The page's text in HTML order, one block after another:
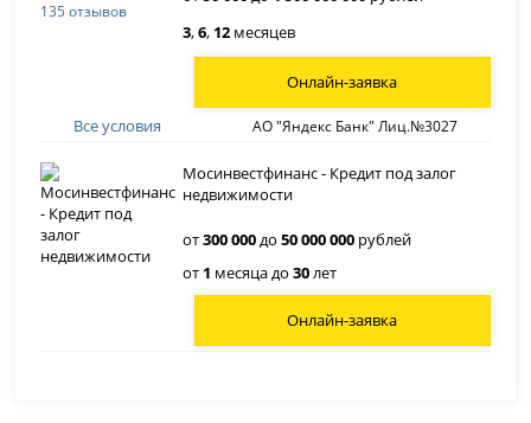
135 отзывов
3,6, 12 месяцев
Все условия АО "Яндекс Банк" Лиц.№3027
Онлайн-заявка
Мосинвестфинанс - Кредит под залог
недвижимости
от300 000до50 000 000 рублей
от 1 месяца до30лет
Онлайн-заявка